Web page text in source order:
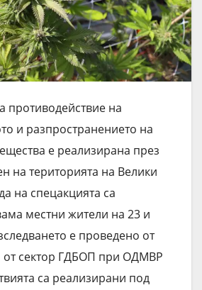
противодействие на
и разпространението на
е реализирана през
на територията на Велики
на спецакцията са
местни жители на 23 и
е проведено от
сектор ГДБОП при ОДМВР
са реализирани под